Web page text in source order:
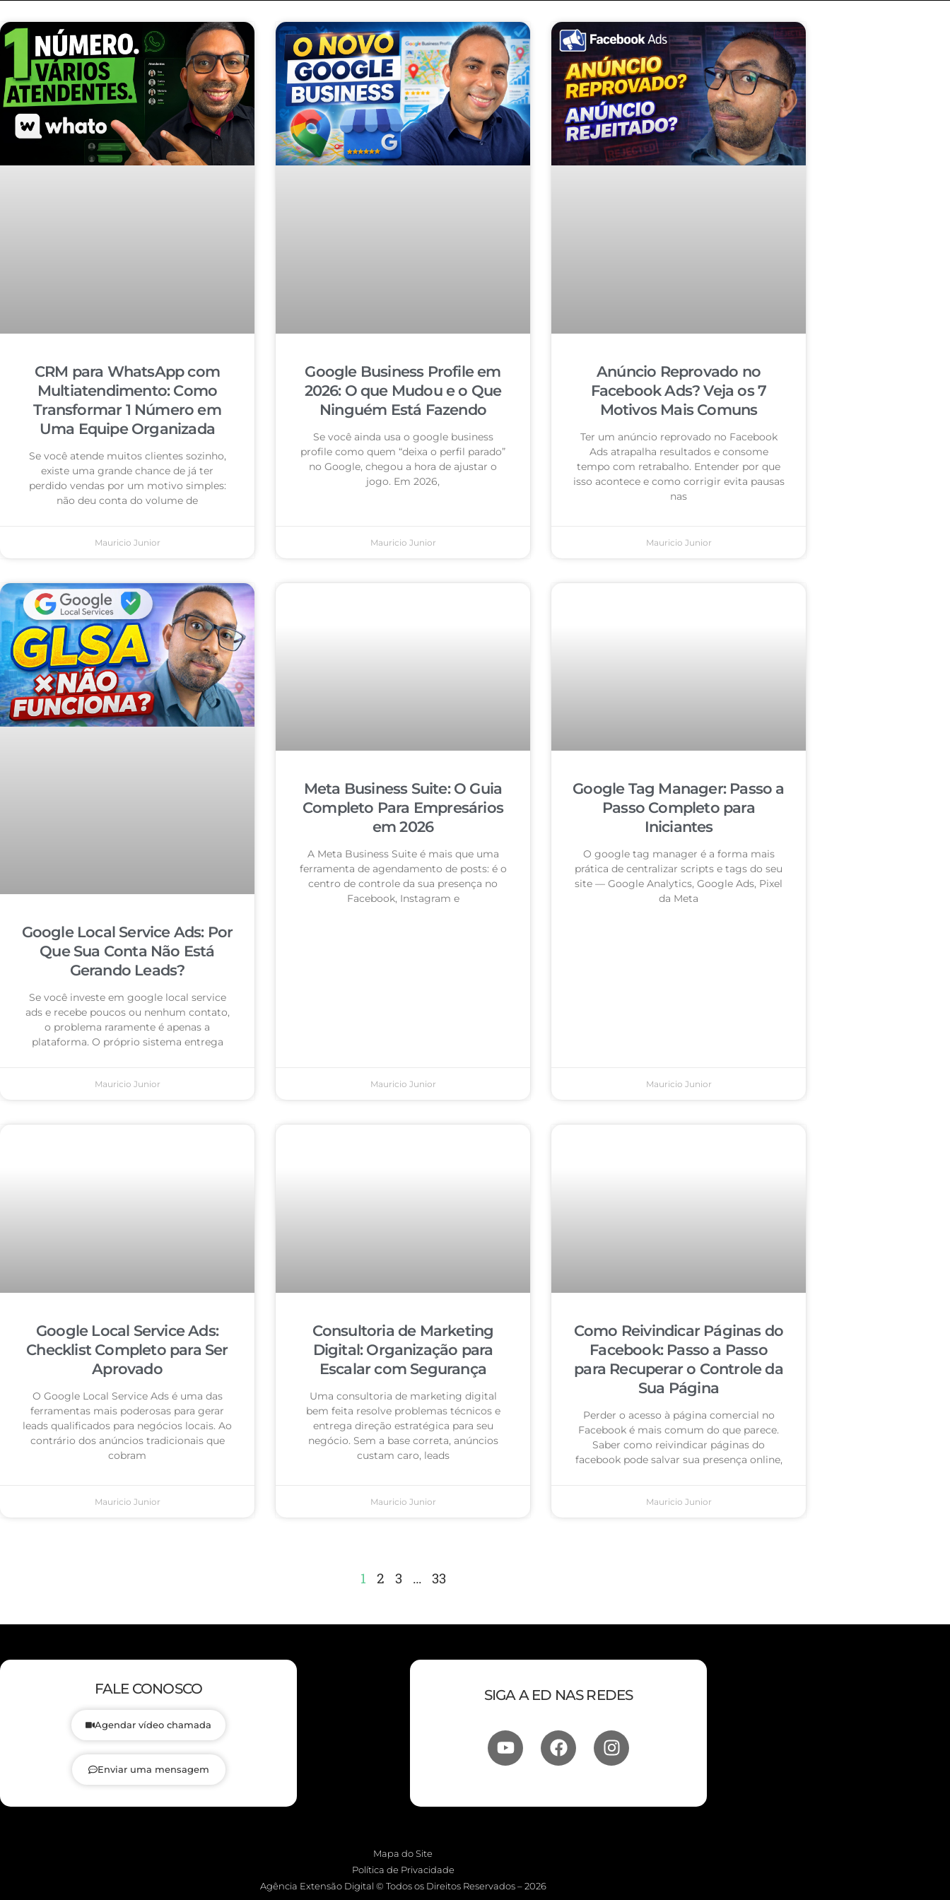
CRM para WhatsApp com
Multiatendimento: Como
Transformar 1 Número em
Uma Equipe Organizada
Se você atende muitos clientes sozinho,
existe uma grande chance de já ter
perdido vendas por um motivo simples:
não deu conta do volume de
Mauricio Junior
Google Business Profile em
2026: O que Mudou e o Que
Ninguém Está Fazendo
Se você ainda usa o google business
profile como quem “deixa o perfil parado”
no Google, chegou a hora de ajustar o
jogo. Em 2026,
Mauricio Junior
Anúncio Reprovado no
Facebook Ads? Veja os 7
Motivos Mais Comuns
Ter um anúncio reprovado no Facebook
Ads atrapalha resultados e consome
tempo com retrabalho. Entender por que
isso acontece e como corrigir evita pausas
nas
Mauricio Junior
Google Local Service Ads: Por
Que Sua Conta Não Está
Gerando Leads?
Se você investe em google local service
ads e recebe poucos ou nenhum contato,
o problema raramente é apenas a
plataforma. O próprio sistema entrega
Mauricio Junior
Meta Business Suite: O Guia
Completo Para Empresários
em 2026
A Meta Business Suite é mais que uma
ferramenta de agendamento de posts: é o
centro de controle da sua presença no
Facebook, Instagram e
Mauricio Junior
Google Tag Manager: Passo a
Passo Completo para
Iniciantes
O google tag manager é a forma mais
prática de centralizar scripts e tags do seu
site — Google Analytics, Google Ads, Pixel
da Meta
Mauricio Junior
Google Local Service Ads:
Checklist Completo para Ser
Aprovado
O Google Local Service Ads é uma das
ferramentas mais poderosas para gerar
leads qualificados para negócios locais. Ao
contrário dos anúncios tradicionais que
cobram
Mauricio Junior
Consultoria de Marketing
Digital: Organização para
Escalar com Segurança
Uma consultoria de marketing digital
bem feita resolve problemas técnicos e
entrega direção estratégica para seu
negócio. Sem a base correta, anúncios
custam caro, leads
Mauricio Junior
Como Reivindicar Páginas do
Facebook: Passo a Passo
para Recuperar o Controle da
Sua Página
Perder o acesso à página comercial no
Facebook é mais comum do que parece.
Saber como reivindicar páginas do
facebook pode salvar sua presença online,
Mauricio Junior
1 2 3 … 33
FALE CONOSCO
Agendar vídeo chamada
Enviar uma mensagem
SIGA A ED NAS REDES
Mapa do Site
Política de Privacidade
Agência Extensão Digital © Todos os Direitos Reservados – 2026